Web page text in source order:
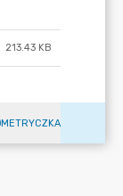
213.43 KB
METRYCZKA